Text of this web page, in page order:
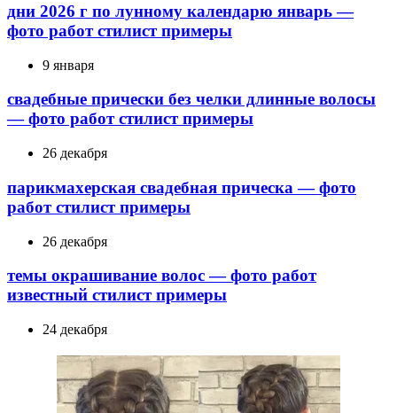
дни 2026 г по лунному календарю январь —
фото работ стилист примеры
9 января
свадебные прически без челки длинные волосы
— фото работ стилист примеры
26 декабря
парикмахерская свадебная прическа — фото
работ стилист примеры
26 декабря
темы окрашивание волос — фото работ
известный стилист примеры
24 декабря